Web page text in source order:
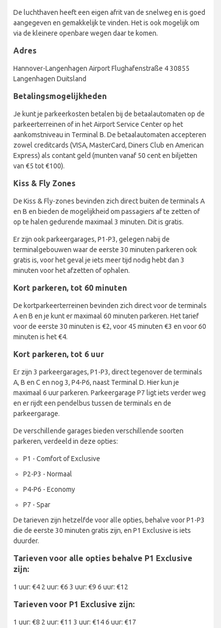
De luchthaven heeft een eigen afrit van de snelweg en is goed
aangegeven en gemakkelijk te vinden. Het is ook mogelijk om
via de kleinere openbare wegen daar te komen.
Adres
Hannover-Langenhagen Airport Flughafenstraße 4 30855
Langenhagen Duitsland
Betalingsmogelijkheden
Je kunt je parkeerkosten betalen bij de betaalautomaten op de
parkeerterreinen of in het Airport Service Center op het
aankomstniveau in Terminal B. De betaalautomaten accepteren
zowel creditcards (VISA, MasterCard, Diners Club en American
Express) als contant geld (munten vanaf 50 cent en biljetten
van €5 tot €100).
Kiss & Fly Zones
De Kiss & Fly-zones bevinden zich direct buiten de terminals A
en B en bieden de mogelijkheid om passagiers af te zetten of
op te halen gedurende maximaal 3 minuten. Dit is gratis.
Er zijn ook parkeergarages, P1-P3, gelegen nabij de
terminalgebouwen waar de eerste 30 minuten parkeren ook
gratis is, voor het geval je iets meer tijd nodig hebt dan 3
minuten voor het afzetten of ophalen.
Kort parkeren, tot 60 minuten
De kortparkeerterreinen bevinden zich direct voor de terminals
A en B en je kunt er maximaal 60 minuten parkeren. Het tarief
voor de eerste 30 minuten is €2, voor 45 minuten €3 en voor 60
minuten is het €4.
Kort parkeren, tot 6 uur
Er zijn 3 parkeergarages, P1-P3, direct tegenover de terminals
A, B en C en nog 3, P4-P6, naast Terminal D. Hier kun je
maximaal 6 uur parkeren. Parkeergarage P7 ligt iets verder weg
en er rijdt een pendelbus tussen de terminals en de
parkeergarage.
De verschillende garages bieden verschillende soorten
parkeren, verdeeld in deze opties:
P1 - Comfort of Exclusive
P2-P3 - Normaal
P4-P6 - Economy
P7 - Spar
De tarieven zijn hetzelfde voor alle opties, behalve voor P1-P3
die de eerste 30 minuten gratis zijn, en P1 Exclusive is iets
duurder.
Tarieven voor alle opties behalve P1 Exclusive
zijn:
1 uur: €4 2 uur: €6 3 uur: €9 6 uur: €12
Tarieven voor P1 Exclusive zijn:
1 uur: €8 2 uur: €11 3 uur: €14 6 uur: €17